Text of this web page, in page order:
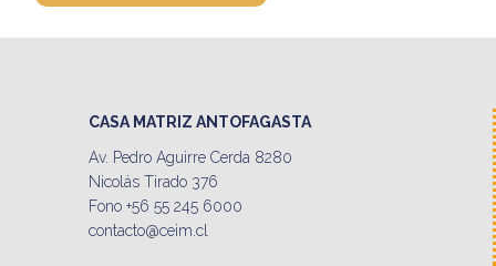
CASA MATRIZ ANTOFAGASTA
Av. Pedro Aguirre Cerda 8280
Nicolás Tirado 376
Fono +56 55 245 6000
contacto@ceim.cl